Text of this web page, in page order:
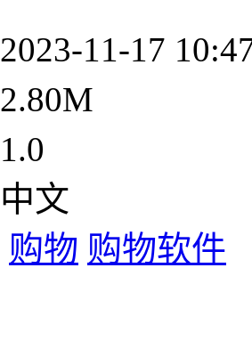
2023-11-17
2.80M
1.0
中文
购物 购物软件